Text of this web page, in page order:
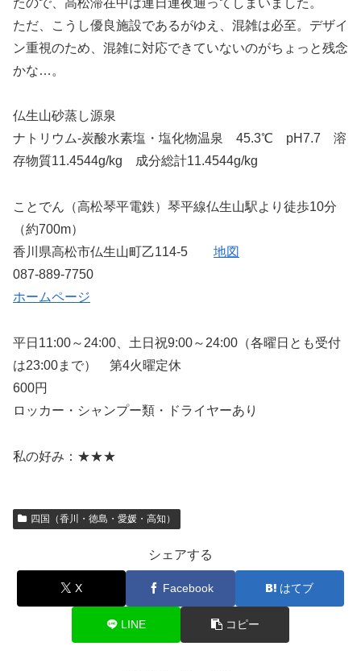
ただ、こうし優良施設であるがゆえ、混雑は必至。デザイ
ン重視のため、混雑に対応できていないのがちょっと残念
かな…。
仏生山砂蒸し源泉
ナトリウム-炭酸水素塩・塩化物温泉 45.3℃ pH7.7 溶
存物質11.4544g/kg 成分総計11.4544g/kg
ことでん（高松琴平電鉄）琴平線仏生山駅より徒歩10分
（約700m）
香川県高松市仏生山町乙114-5 地図
087-889-7750
ホームページ
平日11:00～24:00、土日祝9:00～24:00（各曜日とも受付
は23:00まで） 第4火曜定休
600円
ロッカー・シャンプー類・ドライヤーあり
私の好み：★★★
四国（香川・徳島・愛媛・高知）
シェアする
X Facebook はてブ
LINE コピー